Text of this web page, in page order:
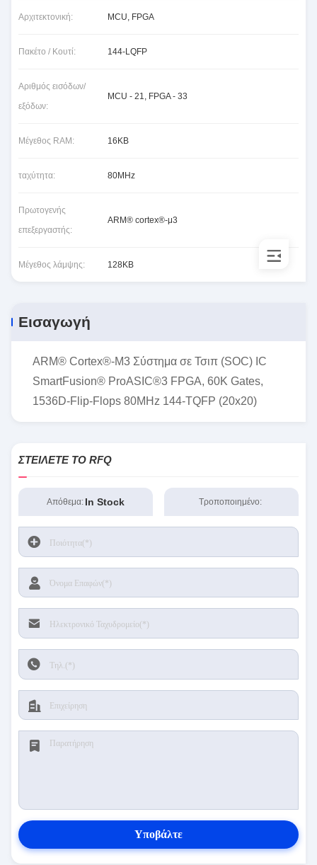
Αρχιτεκτονική: MCU, FPGA
Πακέτο / Κουτί: 144-LQFP
Αριθμός εισόδων/
εξόδων:
MCU - 21, FPGA - 33
Μέγεθος RAM: 16KB
ταχύτητα: 80MHz
Πρωτογενής
επεξεργαστής:
ARM® cortex®-μ3
Μέγεθος λάμψης: 128KB
Εισαγωγή
ARM® Cortex®-M3 Σύστημα σε Τσιπ (SOC) IC
SmartFusion® ProASIC®3 FPGA, 60K Gates,
1536D-Flip-Flops 80MHz 144-TQFP (20x20)
ΣΤΕΊΛΕΤΕ ΤΟ RFQ
Απόθεμα: In Stock Τροποποιημένο:
Υποβάλτε